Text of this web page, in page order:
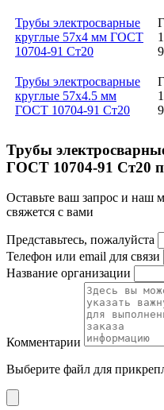
Трубы электросварные
круглые 57x4 мм ГОСТ
10704-91 Ст20
Трубы электросварные
круглые 57x4.5 мм
ГОСТ 10704-91 Ст20
Трубы
ГОСТ 10704-91 Ст20
Оставьте ваш запрос и наш
свяжется с вами
Представьтесь, пожалуйста
Телефон или email для связи
Название организации
Комментарии
Выберите файл для